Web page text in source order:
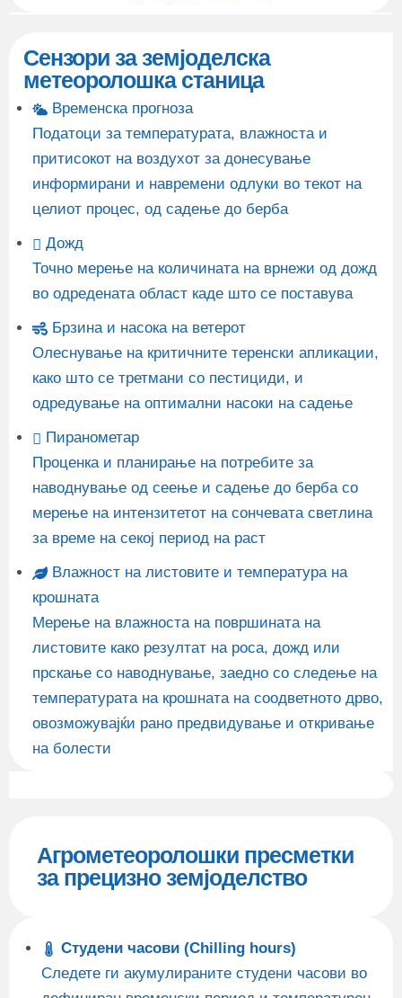
Сензори за земјоделска
метеоролошка станица
Временска прогноза
Податоци за температурата, влажноста и
притисокот на воздухот за донесување
информирани и навремени одлуки во текот на
целиот процес, од садење до берба
Дожд
Точно мерење на количината на врнежи од дожд
во одредената област каде што се поставува
Брзина и насока на ветерот
Олеснување на критичните теренски апликации,
како што се третмани со пестициди, и
одредување на оптимални насоки на садење
Пиранометар
Проценка и планирање на потребите за
наводнување од сеење и садење до берба со
мерење на интензитетот на сончевата светлина
за време на секој период на раст
Влажност на листовите и температура на
крошната
Мерење на влажноста на површината на
листовите како резултат на роса, дожд или
прскање со наводнување, заедно со следење на
температурата на крошната на соодветното дрво,
овозможувајќи рано предвидување и откривање
на болести
Агрометеоролошки пресметки
за прецизно земјоделство
Студени часови (Chilling hours)
Следете ги акумулираните студени часови во